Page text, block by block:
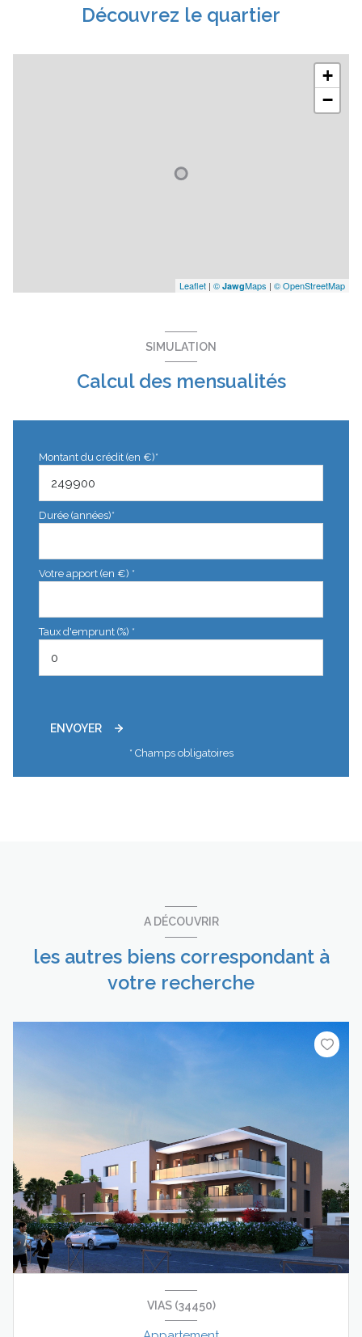
Découvrez le quartier
+
−
Leaflet | © JawgMaps | © OpenStreetMap
SIMULATION
Calcul des mensualités
Montant du crédit (en €)*
Durée (années)*
Votre apport (en €) *
Taux d'emprunt (%) *
ENVOYER
* Champs obligatoires
A DÉCOUVRIR
les autres biens correspondant à
votre recherche
VIAS (34450)